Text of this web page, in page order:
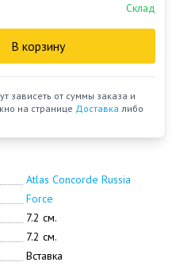
Atlas Concorde Russia
Force
7.2 см.
7.2 см.
Вставка
Склад
В корзину
зависеть от суммы заказа и
на странице Доставка либо